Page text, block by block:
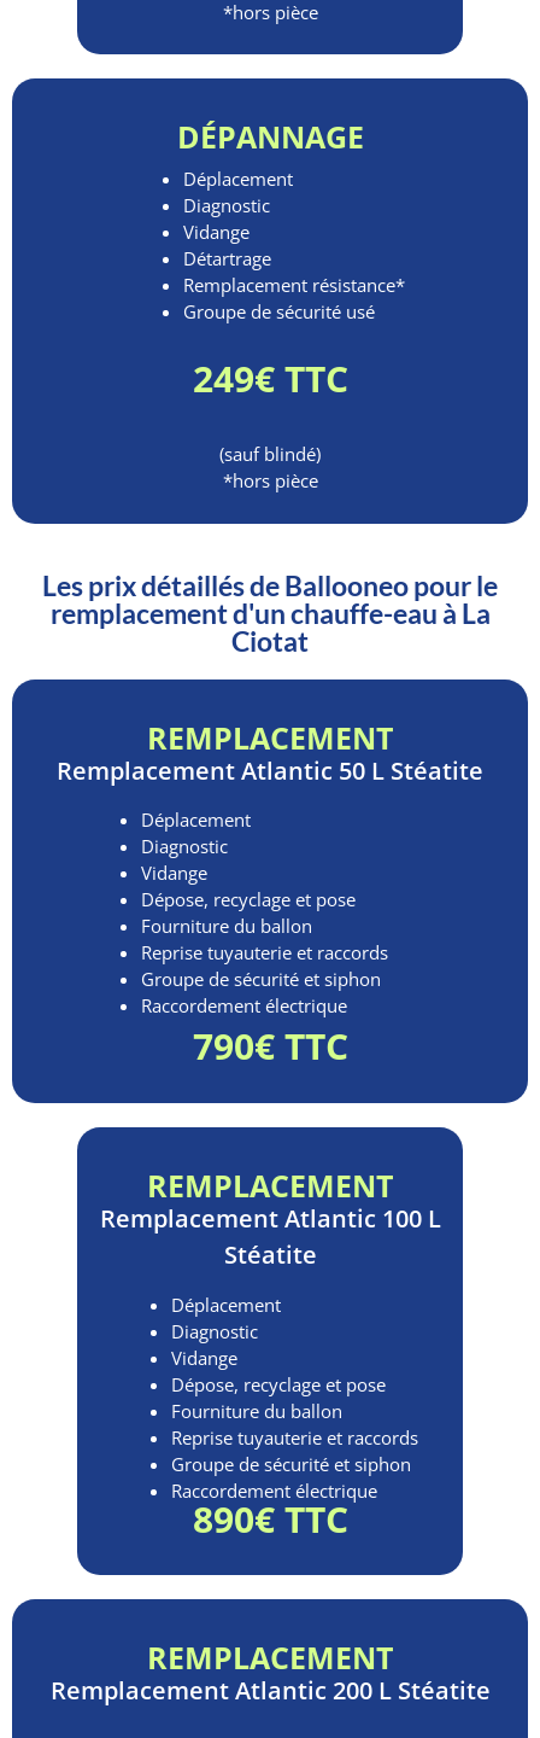
*hors pièce
DÉPANNAGE
Déplacement
Diagnostic
Vidange
Détartrage
Remplacement résistance*
Groupe de sécurité usé
249€ TTC
(sauf blindé)
*hors pièce
Les prix détaillés de Ballooneo pour le
remplacement d'un chauffe-eau à La
Ciotat
REMPLACEMENT
RemplacementAtlantic 50 L Stéatite
Déplacement
Diagnostic
Vidange
Dépose, recyclage et pose
Fourniture du ballon
Reprise tuyauterie et raccords
Groupe de sécurité et siphon
Raccordement électrique
790€ TTC
REMPLACEMENT
RemplacementAtlantic 100 L
Stéatite
Déplacement
Diagnostic
Vidange
Dépose, recyclage et pose
Fourniture du ballon
Reprise tuyauterie et raccords
Groupe de sécurité et siphon
Raccordement électrique
890€ TTC
REMPLACEMENT
RemplacementAtlantic 200 L Stéatite